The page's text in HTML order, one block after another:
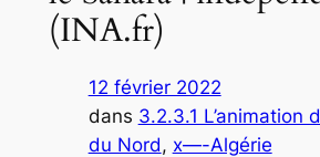
(INA.fr)
12 février 2022
dans 3.2.3.1 L’animation
du Nord, x—-Algérie